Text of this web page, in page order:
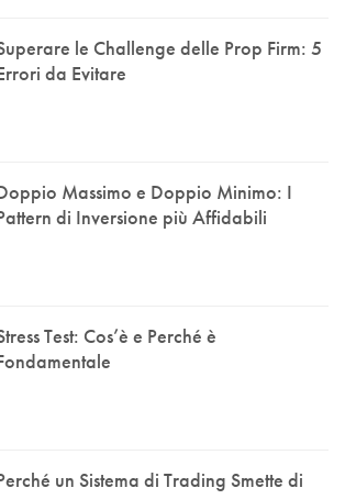
le Challenge delle Prop Firm: 5
da Evitare
Massimo e Doppio Minimo: I
di Inversione più Affidabili
Test: Cos’è e Perché è
un Sistema di Trading Smette di